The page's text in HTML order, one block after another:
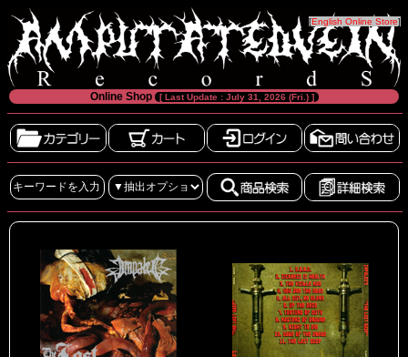
[English Online Store]
Online Shop [ Last Update : July 31, 2026 (Fri.) ]